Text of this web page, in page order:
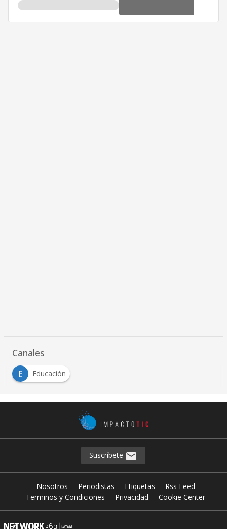
Canales
E
Educación
Suscríbete
Nosotros Periodistas Etiquetas
Rss Feed
Terminos y Condiciones
Privacidad Cookie Center